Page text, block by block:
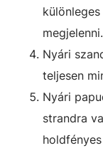
megjelenni.
Nyári
teljesen
Nyári
strandra